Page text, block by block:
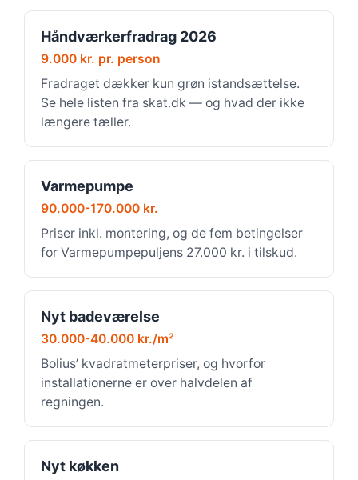
Håndværkerfradrag 2026
9.000 kr. pr. person
Fradraget dækker kun grøn istandsættelse.
Se hele listen fra skat.dk — og hvad der ikke
længere tæller.
Varmepumpe
90.000-170.000 kr.
Priser inkl. montering, og de fem betingelser
for Varmepumpepuljens 27.000 kr. i tilskud.
Nyt badeværelse
30.000-40.000 kr./m²
Bolius’ kvadratmeterpriser, og hvorfor
installationerne er over halvdelen af
regningen.
Nyt køkken